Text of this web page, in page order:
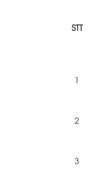
STT
1
2
3